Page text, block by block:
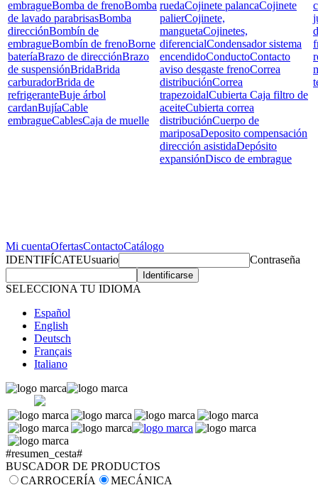
embragueBomba de frenoBomba
de lavado parabrisasBomba
direcciónBombín de
embragueBombín de frenoBorne
bateríaBrazo de direcciónBrazo
de suspensiónBridaBrida
carburadorBrida de
refrigeranteBuje árbol
cardanBujíaCable
embragueCablesCaja de muelle
ruedaCojinete palancaCojinete
palierCojinete,
manguetaCojinetes,
diferencialCondensador sistema
encendidoConductoContacto
aviso desgaste frenoCorrea
distribuciónCorrea
trapezoidalCubierta Caja filtro de
aceiteCubierta correa
distribuciónCuerpo de
mariposaDeposito compensación
dirección asistidaDepósito
expansiónDisco de embrague
Mi cuentaOfertasContactoCatálogo
IDENTIFÍCATEUsuario Contraseña
SELECCIONA TU IDIOMA
Español
English
Deutsch
Français
Italiano
#resumen_cesta#
BUSCADOR DE PRODUCTOS
CARROCERÍA
MECÁNICA